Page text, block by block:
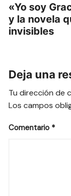
«Yo soy
y la novela
invisibles
Deja una
Tu dirección de
Los campos
Comentario *